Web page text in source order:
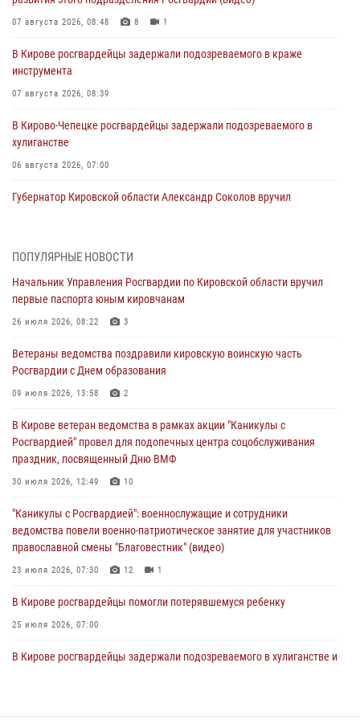
07 августа 2026, 08:48 8 1
В Кирове росгвардейцы задержали подозреваемого в краже
инструмента
07 августа 2026, 08:39
В Кирово-Чепецке росгвардейцы задержали подозреваемого в
хулиганстве
06 августа 2026, 07:00
Губернатор Кировской области Александр Соколов вручил
поддельной купюры
04 августа 2026, 09:30
03 августа 2026, 09:01
В Кирове росгвардейцы и ветераны ведомства приняли участие в
03 августа 2026, 08:45
В Кирове росгвардейцы задержали подозреваемого в краже из
магазина
ПОПУЛЯРНЫЕ НОВОСТИ
Начальник Управления Росгвардии по Кировской области вручил
первые паспорта юным кировчанам
26 июля 2026, 08:22 3
Ветераны ведомства поздравили кировскую воинскую часть
Росгвардии с Днем образования
09 июля 2026, 13:58 2
В Кирове ветеран ведомства в рамках акции "Каникулы с
Росгвардией" провел для подопечных центра соцобслуживания
праздник, посвященный Дню ВМФ
30 июля 2026, 12:49 10
"Каникулы с Росгвардией": военнослужащие и сотрудники
ведомства повели военно-патриотическое занятие для участников
православной смены "Благовестник" (видео)
23 июля 2026, 07:30 12 1
В Кирове росгвардейцы помогли потерявшемуся ребенку
25 июля 2026, 07:00
В Кирове росгвардейцы задержали подозреваемого в хулиганстве и